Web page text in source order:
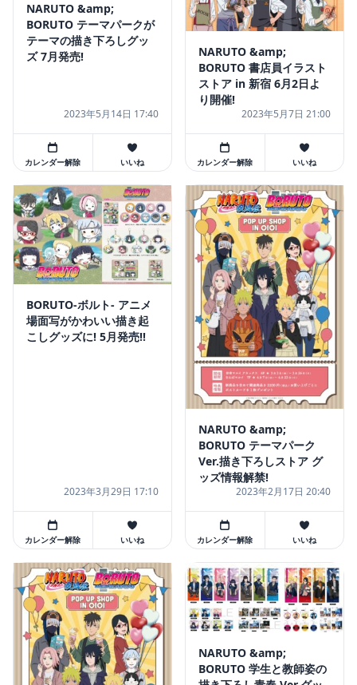
NARUTO &amp;
BORUTO テーマパークが
テーマの描き下ろしグッ
ズ 7月発売!
2023年5月14日 17:40
カレンダー解除 いいね
NARUTO &amp;
BORUTO 書店員イラスト
ストア in 新宿 6月2日よ
り開催!
2023年5月7日 21:00
カレンダー解除 いいね
BORUTO-ボルト- アニメ
場面写がかわいい描き起
こしグッズに! 5月発売!!
2023年3月29日 17:10
カレンダー解除 いいね
NARUTO &amp;
BORUTO テーマパーク
Ver.描き下ろしストア グ
ッズ情報解禁!
2023年2月17日 20:40
カレンダー解除 いいね
NARUTO &amp;
BORUTO 学生と教師姿の